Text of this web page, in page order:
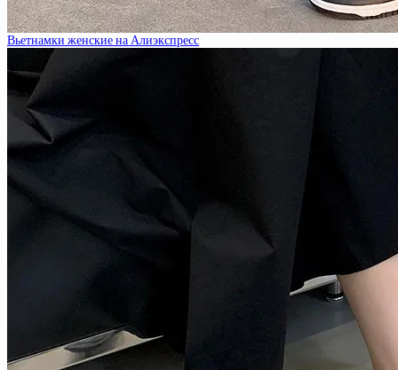
Вьетнамки женские на Алиэкспресс